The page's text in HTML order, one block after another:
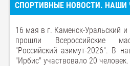
СПОРТИВНЫЕ НОВОСТИ. НАШИ
16 мая в г. Каменск-Уральский и
прошли Всероссийские
"Российский азимут-2026". В
"Ирбис" участвовало 20 человек.